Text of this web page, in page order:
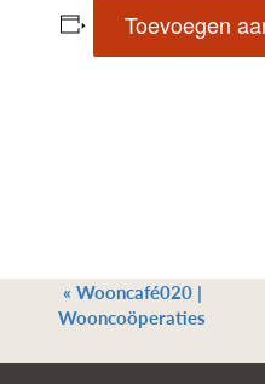
Toevoegen
« Wooncafé020 |
Wooncoöperaties